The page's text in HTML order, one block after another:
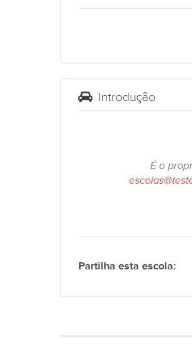
Introdução
É o
Partilha esta escola: